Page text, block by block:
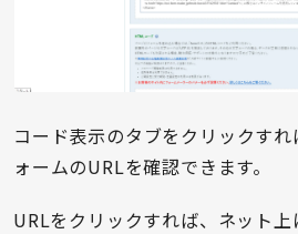
コード表示のタブをクリックす
ォームのURLを確認できます。
URLをクリックすれば、ネット